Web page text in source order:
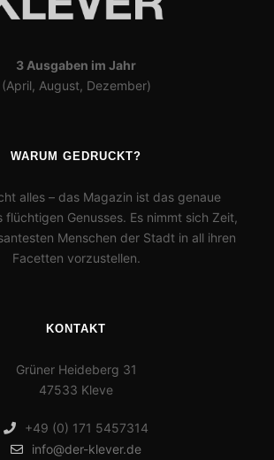
3 Ausgaben im Jahr
(April, August, Dezember)
WARUM GEDRUCKT?
alles – das Magazin ist das genaue
flüchtigen Genusses. Es nimmt sich Zeit,
Menschen der Stadt in all ihren
Facetten vorzustellen.
KONTAKT
Grüner Heideberg 31
47533 Kleve
+49 (0) 171 5457314
info@der-klever.de